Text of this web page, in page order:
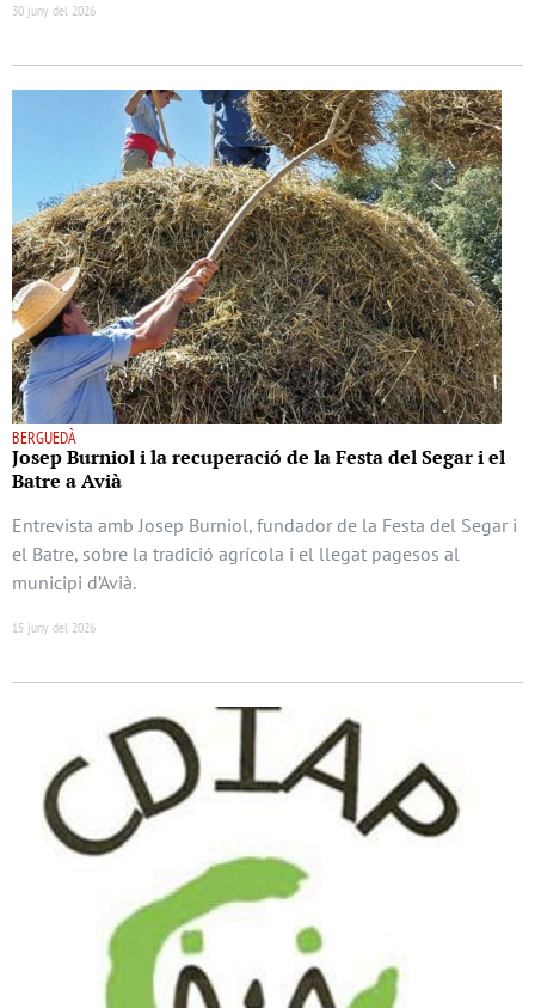
30 juny del 2026
BERGUEDÀ
Josep Burniol i la recuperació de la Festa del Segar i el
Batre a Avià
Entrevista amb Josep Burniol, fundador de la Festa del Segar i
el Batre, sobre la tradició agrícola i el llegat pagesos al
municipi d’Avià.
15 juny del 2026